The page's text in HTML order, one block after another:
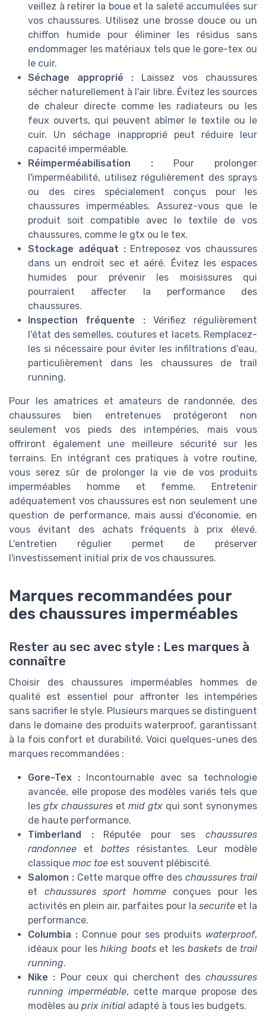
veillez à retirer la boue et la saleté accumulées sur
vos chaussures. Utilisez une brosse douce ou un
chiffon humide pour éliminer les résidus sans
endommager les matériaux tels que le gore-tex ou
le cuir.
Séchage approprié : Laissez vos chaussures
sécher naturellement à l'air libre. Évitez les sources
de chaleur directe comme les radiateurs ou les
feux ouverts, qui peuvent abîmer le textile ou le
cuir. Un séchage inapproprié peut réduire leur
capacité imperméable.
Réimperméabilisation : Pour prolonger
l'imperméabilité, utilisez régulièrement des sprays
ou des cires spécialement conçus pour les
chaussures imperméables. Assurez-vous que le
produit soit compatible avec le textile de vos
chaussures, comme le gtx ou le tex.
Stockage adéquat :Entreposez vos chaussures
dans un endroit sec et aéré. Évitez les espaces
humides pour prévenir les moisissures qui
pourraient affecter la performance des
chaussures.
Inspection fréquente :Vérifiez régulièrement
l'état des semelles, coutures et lacets. Remplacez-
les si nécessaire pour éviter les infiltrations d'eau,
particulièrement dans les chaussures de trail
running.
Pour les amatrices et amateurs de randonnée, des
chaussures bien entretenues protégeront non
seulement vos pieds des intempéries, mais vous
offriront également une meilleure sécurité sur les
terrains. En intégrant ces pratiques à votre routine,
vous serez sûr de prolonger la vie de vos produits
imperméables homme et femme. Entretenir
adéquatement vos chaussures est non seulement une
question de performance, mais aussi d'économie, en
vous évitant des achats fréquents à prix élevé.
L'entretien régulier permet de préserver
l'investissement initial prix de vos chaussures.
Marques recommandées pour
des chaussures imperméables
Rester au sec avec style : Les marques à
connaître
Choisir des chaussures imperméables hommes de
qualité est essentiel pour affronter les intempéries
sans sacrifier le style. Plusieurs marques se distinguent
dans le domaine des produits waterproof, garantissant
à la fois confort et durabilité. Voici quelques-unes des
marques recommandées :
Gore-Tex : Incontournable avec sa technologie
avancée, elle propose des modèles variés tels que
les gtx chaussures et mid gtx qui sont synonymes
de haute performance.
Timberland :Réputée pour seschaussures
randonnee et bottesrésistantes. Leur modèle
classique moc toe est souvent plébiscité.
Salomon :Cette marque offre deschaussures trail
et chaussures sport hommeconçues pour les
activités en plein air, parfaites pour la securiteet la
performance.
Columbia :Connue pour ses produits waterproof,
idéaux pour leshiking bootset lesbaskets de trail
running.
Nike : Pour ceux qui cherchent deschaussures
running imperméable, cette marque propose des
modèles au prix initial adapté à tous les budgets.